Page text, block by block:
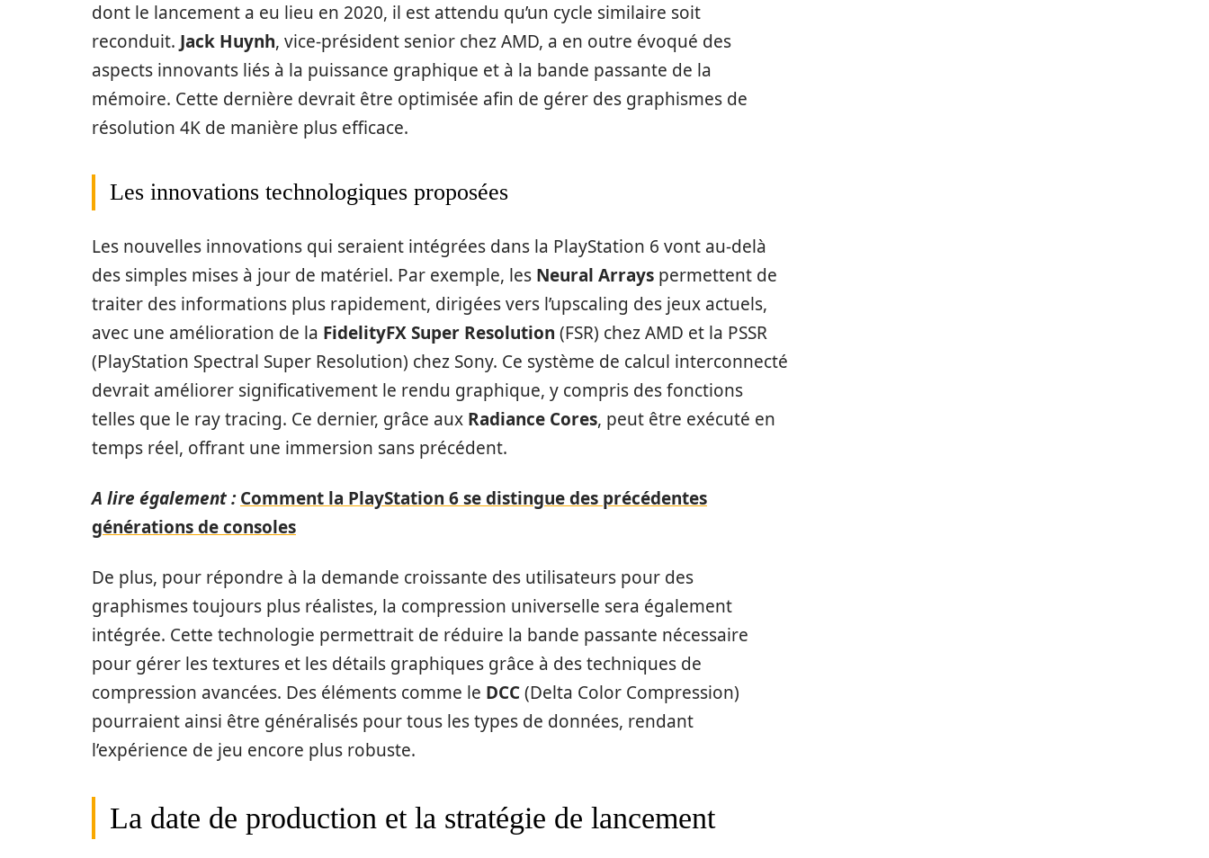
dont le lancement a eu lieu en 2020, il est attendu qu’un cycle similaire soit
reconduit. Jack Huynh, vice-président senior chez AMD, a en outre évoqué des
aspects innovants liés à la puissance graphique et à la bande passante de la
mémoire. Cette dernière devrait être optimisée afin de gérer des graphismes de
résolution 4K de manière plus efficace.
Les innovations technologiques proposées
Les nouvelles innovations qui seraient intégrées dans la PlayStation 6 vont au-delà
des simples mises à jour de matériel. Par exemple, les Neural Arrays permettent de
traiter des informations plus rapidement, dirigées vers l’upscaling des jeux actuels,
avec une amélioration de la FidelityFX Super Resolution (FSR) chez AMD et la PSSR
(PlayStation Spectral Super Resolution) chez Sony. Ce système de calcul interconnecté
devrait améliorer significativement le rendu graphique, y compris des fonctions
telles que le ray tracing. Ce dernier, grâce aux Radiance Cores, peut être exécuté en
temps réel, offrant une immersion sans précédent.
A lire également : Comment la PlayStation 6 se distingue des précédentes
générations de consoles
De plus, pour répondre à la demande croissante des utilisateurs pour des
graphismes toujours plus réalistes, la compression universelle sera également
intégrée. Cette technologie permettrait de réduire la bande passante nécessaire
pour gérer les textures et les détails graphiques grâce à des techniques de
compression avancées. Des éléments comme le DCC(Delta Color Compression)
pourraient ainsi être généralisés pour tous les types de données, rendant
l’expérience de jeu encore plus robuste.
La date de production et la stratégie de lancement